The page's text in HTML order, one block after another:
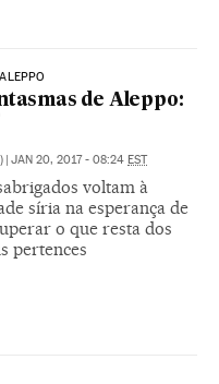
de Aleppo:
| JAN 20, 2017 - 08:24 EST
voltam à
síria na esperança de
o que resta dos
pertences